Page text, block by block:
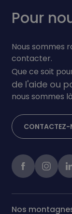
Pour
Nous sommes
contacter.
Que ce soit
de l'aide ou
nous sommes
CONTACTEZ-
Facebookinstagram
Nos